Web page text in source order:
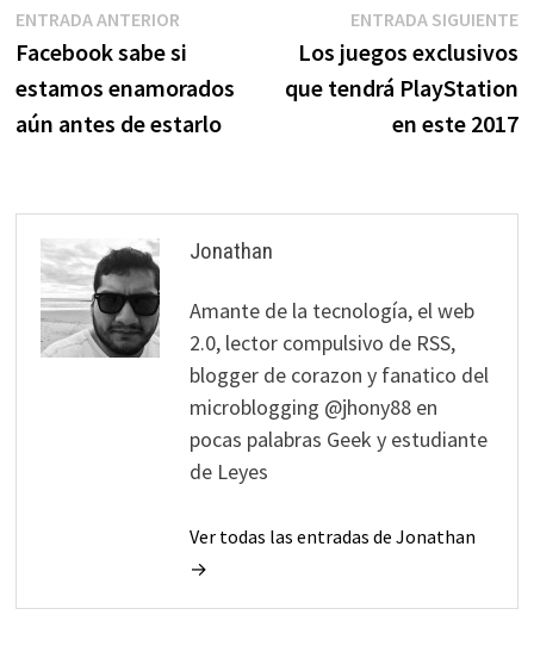
Navegación
de
entradas
ENTRADA ANTERIOREntrada
anterior:
Facebook sabe si
estamos enamorados
aún antes de estarlo
ENTRADA SIGUIENTE
Los juegos exclusivos
que tendrá PlayStation
en este 2017
Jonathan
Amante de la tecnología, el web
2.0, lector compulsivo de RSS,
blogger de corazon y fanatico del
microblogging @jhony88 en
pocas palabras Geek y estudiante
de Leyes
Ver todas las entradas de Jonathan
→